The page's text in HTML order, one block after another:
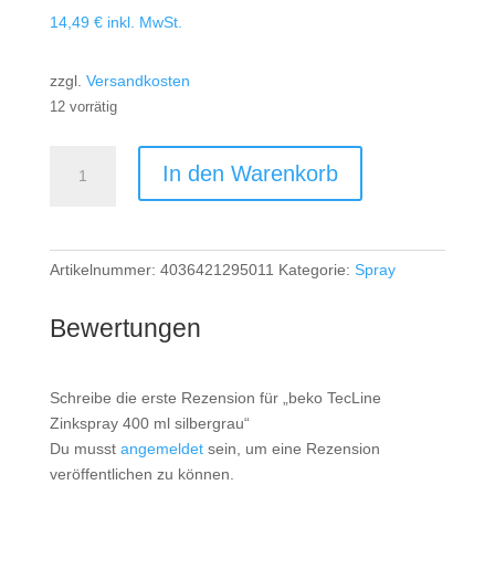
14,49 € inkl. MwSt.
zzgl. Versandkosten
12 vorrätig
TecLine
In den Warenkorb
Artikelnummer: 4036421295011 Kategorie: Spray
Bewertungen
Schreibe die erste Rezension für „beko TecLine
Zinkspray 400 ml silbergrau“
Du musst angemeldetsein, um eine Rezension
veröffentlichen zu können.